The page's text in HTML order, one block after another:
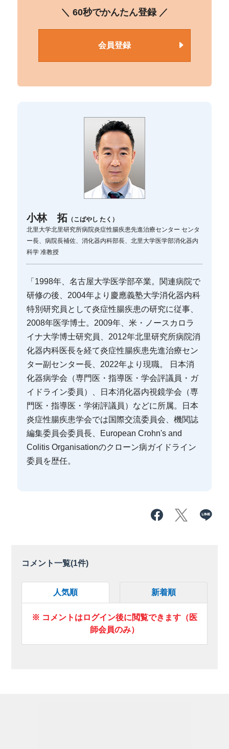
＼ 60秒でかんたん登録 ／
会員登録
小林 拓 （こばやし たく）
北里大学北里研究所病院炎症性腸疾患先進治療センター センタ
ー長、病院長補佐、消化器内科部長、北里大学医学部消化器内
科学 准教授
「1998年、名古屋大学医学部卒業。関連病院で
研修の後、2004年より慶應義塾大学消化器内科
特別研究員として炎症性腸疾患の研究に従事、
2008年医学博士。2009年、米・ノースカロラ
イナ大学博士研究員、2012年北里研究所病院消
化器内科医長を経て炎症性腸疾患先進治療セン
ター副センター長、2022年より現職。 日本消
化器病学会（専門医・指導医・学会評議員・ガ
イドライン委員）、日本消化器内視鏡学会（専
門医・指導医・学術評議員）などに所属。日本
炎症性腸疾患学会では国際交流委員会、機関誌
編集委員会委員長、European Crohn's and
Colitis Organisationのクローン病ガイドライン
委員を歴任。
コメント一覧(1件)
人気順 新着順
※ コメントはログイン後に閲覧できます（医
師会員のみ）